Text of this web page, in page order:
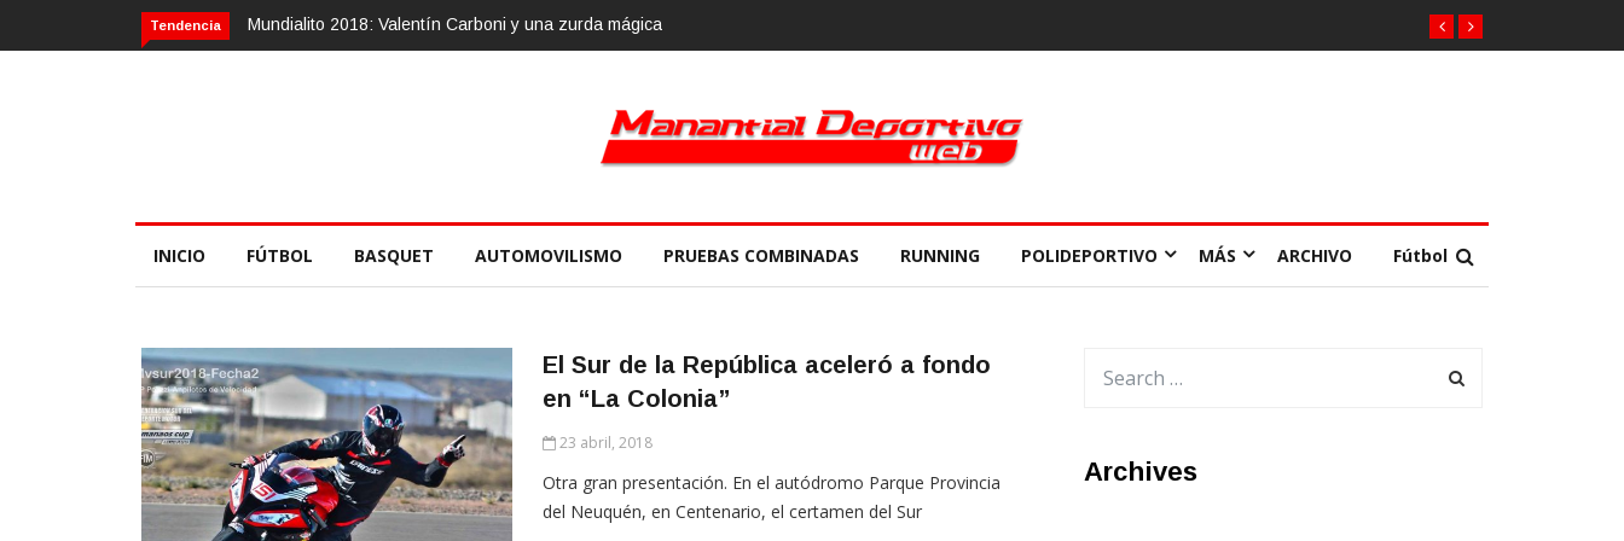
Tendencia
Carboni y una zurda mágicaCalvario Race 2018, 10 de noviembre
INICIO FÚTBOL BASQUET AUTOMOVILISMO PRUEBAS COMBINADAS RUNNING POLIDEPORTIVO MÁS ARCHIVO Fútbol
El Sur de la República aceleró a fondo
en “La Colonia”
23 abril, 2018
Otra gran presentación. En el autódromo Parque Provincia
del Neuquén, en Centenario, el certamen del Sur
Archives